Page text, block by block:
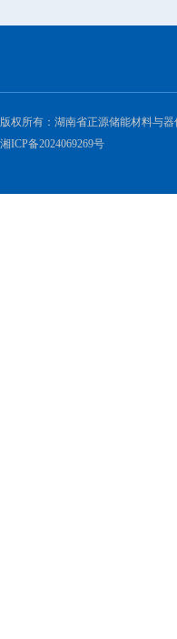
版权所有：湖南省正源储能材料与器
湘ICP备2024069269号